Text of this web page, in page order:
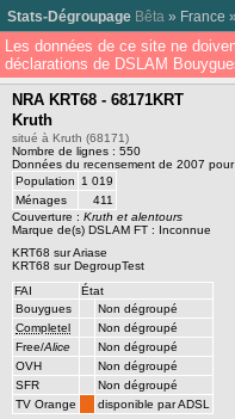
Stats-Dégroupage Bêta » France »
Les données de ce site ne
déclarations de DSLAM
NRA KRT68 - 68171KRT
Kruth
situé à Kruth (68171)
Nombre de lignes : 550
Données du recensement de 2007
Population
1 019
Ménages
411
Couverture : Kruth et alentours
Marque de(s) DSLAM FT : Inconnue
KRT68 sur Ariase
KRT68 sur DegroupTest
FAI
État
Bouygues
Non dégroupé
Completel
Non dégroupé
Free/Alice
Non dégroupé
OVH
Non dégroupé
SFR
Non dégroupé
TV Orange
disponible par ADSL